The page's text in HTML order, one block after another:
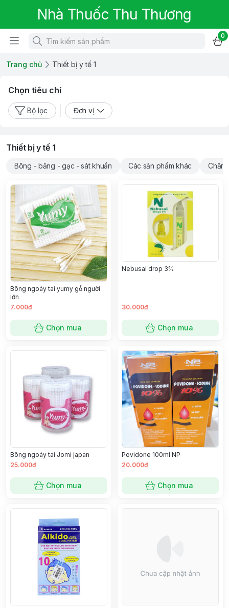
Nhà Thuốc Thu Thương
0
Trang chủ Thiết bị y tế 1
Chọn tiêu chí
Bộ lọc Đơn vị
Thiết bị y tế 1
Bông - băng - gạc - sát khuẩn Các sản phẩm khác Chăm
Bông ngoáy tai yumy gỗ người
lớn
7.000đ
Chọn mua
Nebusal drop 3%
30.000đ
Chọn mua
Bông ngoáy tai Jomi japan
25.000đ
Chọn mua
Povidone 100ml NP
20.000đ
Chọn mua